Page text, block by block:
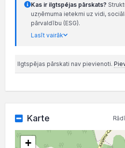
Kas ir ilgtspējas pārskats?
uzņēmuma ietekmi uz vidi,
pārvaldību (ESG).
Lasīt vairāk
Ilgtspējas pārskati nav pievienoti.
Karte
+